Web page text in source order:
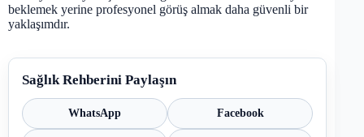
beklemek yerine profesyonel görüş almak daha güvenli bir
yaklaşımdır.
Sağlık Rehberini Paylaşın
WhatsApp Facebook